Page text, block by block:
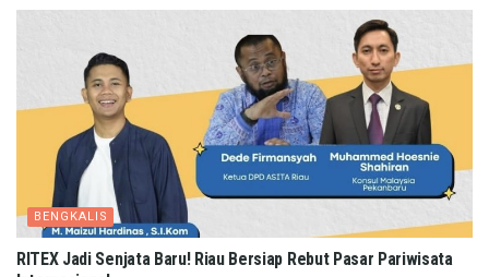
BENGKALIS
RITEX Jadi Senjata Baru! Riau Bersiap Rebut Pasar Pariwisata